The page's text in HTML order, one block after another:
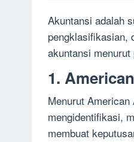
Akuntansi adalah
pengklasifikasian,
akuntansi
1.
Menurut
mengidentifikasi,
membuat